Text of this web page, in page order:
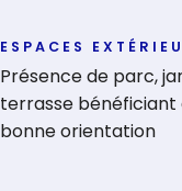
ESPACES
Présence de parc,
terrasse bénéficiant
bonne orientation